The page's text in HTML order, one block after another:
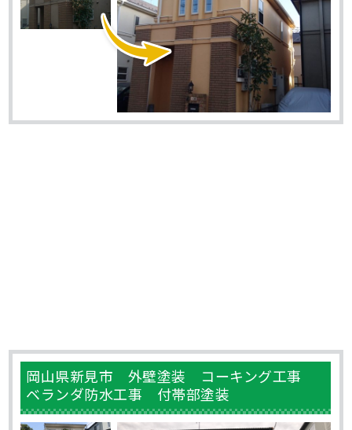
岡山県新見市 外壁塗装 コーキング工事
ベランダ防水工事 付帯部塗装